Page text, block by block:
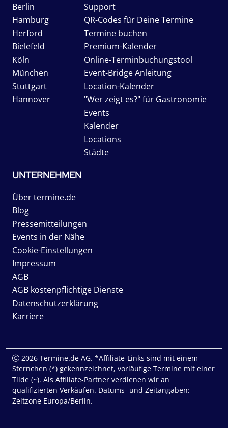
Berlin
Hamburg
Herford
Bielefeld
Köln
München
Stuttgart
Hannover
Support
QR-Codes für Deine Termine
Termine buchen
Premium-Kalender
Online-Terminbuchungstool
Event-Bridge Anleitung
Location-Kalender
"Wer zeigt es?" für Gastronomie
Events
Kalender
Locations
Städte
UNTERNEHMEN
Über termine.de
Blog
Pressemitteilungen
Events in der Nähe
Cookie-Einstellungen
Impressum
AGB
AGB kostenpflichtige Dienste
Datenschutzerklärung
Karriere
2026 Termine.de AG. *Affiliate-Links sind mit einem
Sternchen (*) gekennzeichnet, vorläufige Termine mit einer
Tilde (~). Als Affiliate-Partner verdienen wir an
qualifizierten Verkäufen. Datums- und Zeitangaben:
Zeitzone Europa/Berlin.